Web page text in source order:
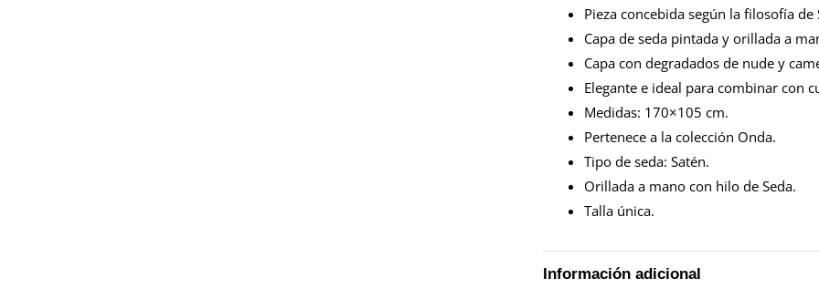
Pieza concebida según la filosofía
Capa de seda pintada y orillada a
Capa con degradados de nude y
Elegante e ideal para combinar con
Medidas: 170×105 cm.
Pertenece a la colección Onda.
Tipo de seda: Satén.
Orillada a mano con hilo de Seda.
Talla única.
Información adicional